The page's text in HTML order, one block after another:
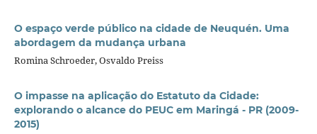
O espaço verde público na cidade de Neuquén. Uma
abordagem da mudança urbana
Romina Schroeder, Osvaldo Preiss
O impasse na aplicação do Estatuto da Cidade:
explorando o alcance do PEUC em Maringá - PR (2009-
2015)